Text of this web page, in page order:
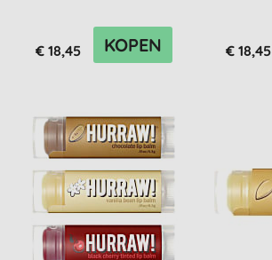
€ 18,45 KOPEN € 18,45